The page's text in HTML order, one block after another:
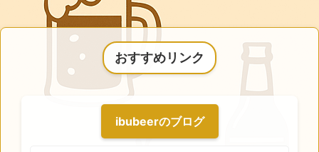
おすすめリンク
ibubeerのブログ